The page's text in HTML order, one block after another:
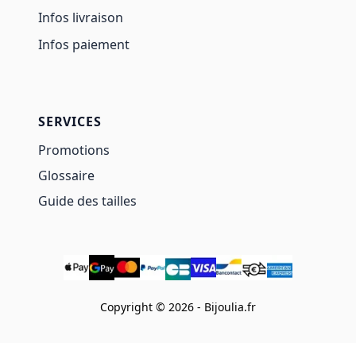
Infos livraison
Infos paiement
SERVICES
Promotions
Glossaire
Guide des tailles
Copyright © 2026 - Bijoulia.fr